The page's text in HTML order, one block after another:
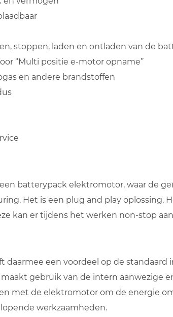
stoppen, laden en ontladen van de
‘’Multi positie e-motor opname’’
en andere brandstoffen
batterypack elektromotor, waar de
Het is een plug and play oplossing.
kan er tijdens het werken non-stop
daarmee een voordeel op de standaard
gebruik van de intern aanwezige
met de elektromotor om de energie
werkzaamheden.